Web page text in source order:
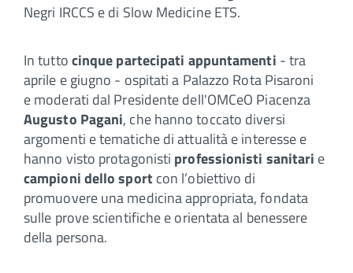
Negri IRCCS e di Slow Medicine ETS.
In tuttocinque partecipati appuntamenti - tra
aprile e giugno - ospitati a Palazzo Rota Pisaroni
e moderati dal Presidente dell'OMCeO Piacenza
Augusto Pagani, che hanno toccato diversi
argomenti e tematiche di attualità e interesse e
hanno visto protagonisti professionisti sanitari e
campioni dello sport con l’obiettivo di
promuovere una medicina appropriata, fondata
sulle prove scientifiche e orientata al benessere
della persona.